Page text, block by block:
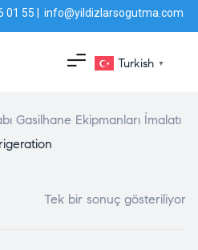
01 55 | info@yildizlarsogutma.com
Turkish ▼
Gasilhane Ekipmanları İmalatı
Tek bir sonuç gösteriliyor